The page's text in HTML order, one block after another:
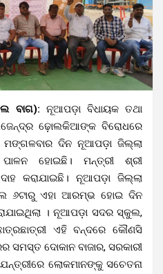
ବାଗ): ନୂଆପଡ଼ା ବିଧାୟକ ତଥା
ଢ଼ୋଲକିଆଙ୍କ ବିରୋଧରେ
ଦିନ ନୂଆପଡ଼ା ଜିଲ୍ଲା
ହୋଇଛି। ମନ୍ତ୍ରୀ ଶ୍ରୀ
କରାଯାଇଛି। ନୂଆପଡ଼ା ଜିଲ୍ଲା
୬ଟାରୁ ଏହା ଆରମ୍ଭ ହୋଇ ଦିନ
। ନୂଆପଡ଼ା ସଦର ସ୍କୁଲ,
ଏହି ବନ୍ଦରେ କୌଣସି
ଦୋକାନ ବାଜାର, ସରକାରୀ
ଲୋକମାନଙ୍କୁ ସଚେତନା